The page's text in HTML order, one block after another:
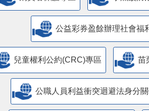
公益彩券盈餘辦理社會福
兒童權利公約(CRC)專區 苗
公職人員利益衝突迴避法身分